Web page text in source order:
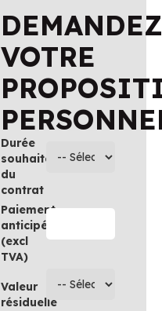
DEMANDEZ
VOTRE
Durée
souhaitée
du
contrat
Paiement
anticipé
(excl
TVA)
Valeur
résiduelle